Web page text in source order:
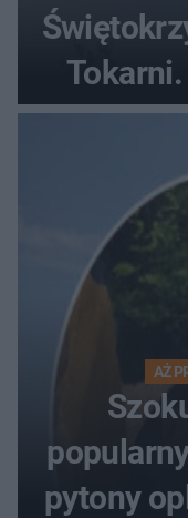
pokazy i
AŻ
pytony